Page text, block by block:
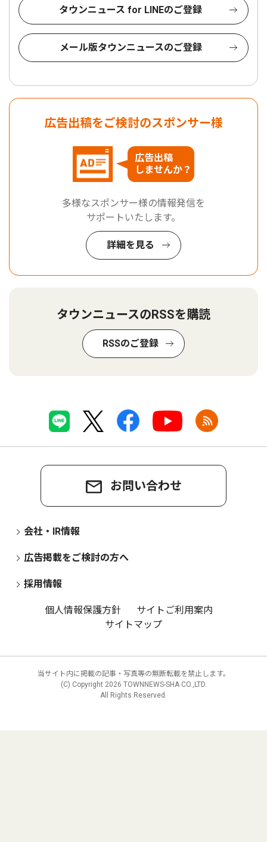
タウンニュース for LINEのご登録
メール版タウンニュースのご登録
広告出稿をご検討のスポンサー様
広告出稿
しませんか？
多様なスポンサー様の情報発信を
サポートいたします。
詳細を見る
タウンニュースのRSSを購読
RSSのご登録
お問い合わせ
会社・IR情報
広告掲載をご検討の方へ
採用情報
個人情報保護方針
サイトご利用案内
サイトマップ
当サイト内に掲載の記事・写真等の無断転載を禁止します。
(C) Copyright 2026 TOWNNEWS-SHA CO.,LTD.
All Rights Reserved.